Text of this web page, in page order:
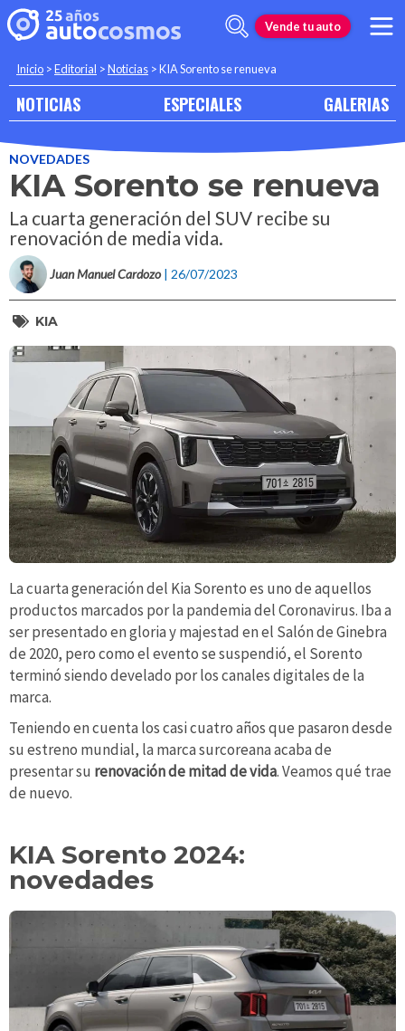
Vende tu auto
Inicio >Editorial >Noticias >KIA Sorento se renueva
NOTICIAS ESPECIALES GALERIAS
NOVEDADES
KIA Sorento se renueva
La cuarta generación del SUV recibe su
renovación de media vida.
Juan Manuel Cardozo | 26/07/2023
KIA
La cuarta generación del Kia Sorento es uno de aquellos
productos marcados por la pandemia del Coronavirus. Iba a
ser presentado en gloria y majestad en el Salón de Ginebra
de 2020, pero como el evento se suspendió, el Sorento
terminó siendo develado por los canales digitales de la
marca.
Teniendo en cuenta los casi cuatro años que pasaron desde
su estreno mundial, la marca surcoreana acaba de
presentar su renovación de mitad de vida. Veamos qué trae
de nuevo.
KIA Sorento 2024:
novedades